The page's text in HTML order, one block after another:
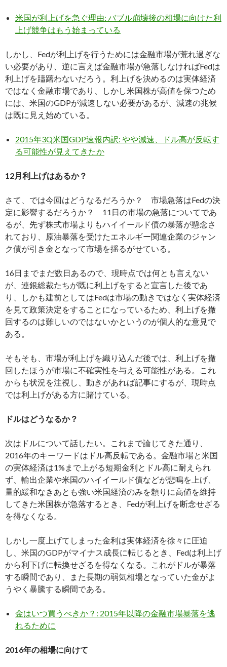
米国が利上げを急ぐ理由: バブル崩壊後の相場に向けた利
上げ競争はもう始まっている
しかし、Fedが利上げを行うためには金融市場が荒れ過ぎな
い必要があり、逆に言えば金融市場が急落しなければFedは
利上げを躊躇わないだろう。利上げを決めるのは実体経済
ではなく金融市場であり、しかし米国株が高値を保つため
には、米国のGDPが減速しない必要があるが、減速の兆候
は既に見え始めている。
2015年3Q米国GDP速報内訳: やや減速、ドル高が反転す
る可能性が見えてきたか
12月利上げはあるか？
さて、では今回はどうなるだろうか？ 市場急落はFedの決
定に影響するだろうか？ 11日の市場の急落についてであ
るが、先ず株式市場よりもハイイールド債の暴落が懸念さ
れており、原油暴落を受けたエネルギー関連企業のジャン
ク債が引き金となって市場を揺るがせている。
16日までまだ数日あるので、現時点では何とも言えない
が、連銀総裁たちが既に利上げをすると宣言した後であ
り、しかも建前としてはFedは市場の動きではなく実体経済
を見て政策決定をすることになっているため、利上げを撤
回するのは難しいのではないかというのが個人的な意見で
ある。
そもそも、市場が利上げを織り込んだ後では、利上げを撤
回したほうが市場に不確実性を与える可能性がある。これ
からも状況を注視し、動きがあれば記事にするが、現時点
では利上げがある方に賭けている。
ドルはどうなるか？
次はドルについて話したい。これまで論じてきた通り、
2016年のキーワードはドル高反転である。金融市場と米国
の実体経済は1%まで上がる短期金利とドル高に耐えられ
ず、輸出企業や米国のハイイールド債などが悲鳴を上げ、
量的緩和なきあとも強い米国経済のみを頼りに高値を維持
してきた米国株が急落するとき、Fedが利上げを断念せざる
を得なくなる。
しかし一度上げてしまった金利は実体経済を徐々に圧迫
し、米国のGDPがマイナス成長に転じるとき、Fedは利上げ
から利下げに転換せざるを得なくなる。これがドルが暴落
する瞬間であり、また長期の弱気相場となっていた金がよ
うやく暴騰する瞬間である。
金はいつ買うべきか？: 2015年以降の金融市場暴落を逃
れるために
2016年の相場に向けて